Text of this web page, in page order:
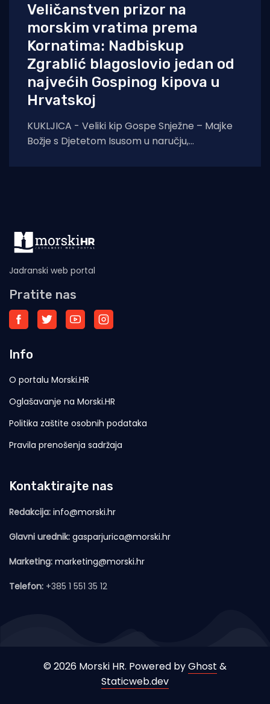
Veličanstven prizor na
morskim vratima prema
Kornatima: Nadbiskup
Zgrablić blagoslovio jedan od
najvećih Gospinog kipova u
Hrvatskoj
KUKLJICA - Veliki kip Gospe Snježne – Majke
Božje s Djetetom Isusom u naručju,
Jadranski web portal
Pratite nas
Info
O portalu Morski.HR
Oglašavanje na Morski.HR
Politika zaštite osobnih podataka
Pravila prenošenja sadržaja
Kontaktirajte nas
Redakcija: info@morski.hr
Glavni urednik: gasparjurica@morski.hr
Marketing: marketing@morski.hr
Telefon: +385 1 551 35 12
© 2026 Morski HR. Powered byGhost &
Staticweb.dev